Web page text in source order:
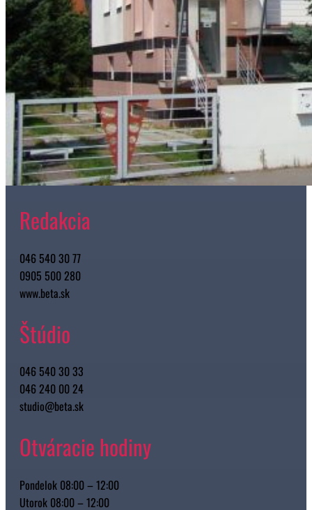
Redakcia
046 540 30 77
0905 500 280
www.beta.sk
Štúdio
046 540 30 33
046 240 00 24
studio@beta.sk
Otváracie hodiny
Pondelok 08:00 – 12:00
Utorok 08:00 – 12:00